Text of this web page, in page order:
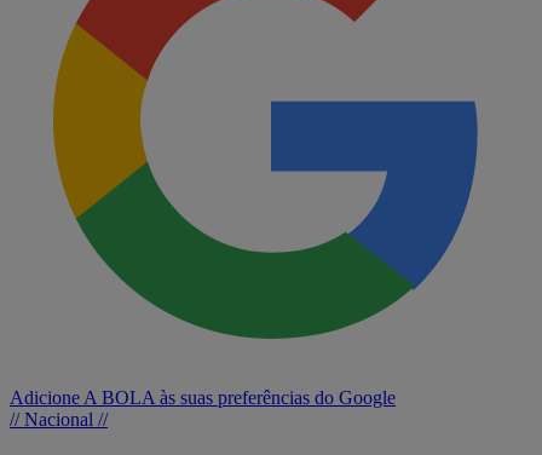
Adicione A BOLA às suas preferências do Google
// Nacional //